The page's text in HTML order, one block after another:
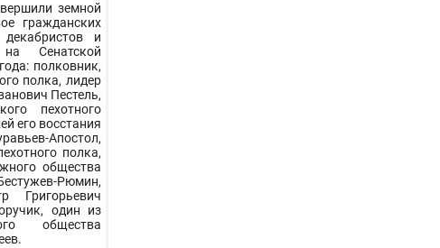
земной
гражданских
декабристов и
Сенатской
полковник,
полка, лидер
Пестель,
пехотного
его восстания
Апостол,
полка,
общества
Рюмин,
Григорьевич
один из
общества